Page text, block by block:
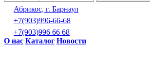
Абрикос, г. Барнаул
+7(903)996-66-68
+7(903)996 66 68
О нас Каталог Новости